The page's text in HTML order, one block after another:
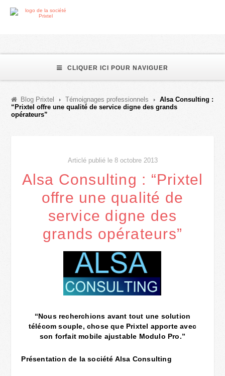
CLIQUER ICI POUR NAVIGUER
Blog Prixtel Témoignages professionnels
Alsa Consulting :
“Prixtel offre une qualité de service digne des grands
opérateurs”
Articlé publié le 8 octobre 2013
Alsa Consulting : “Prixtel
offre une qualité de
service digne des
grands opérateurs”
“Nous recherchions avant tout une solution
télécom souple, chose que Prixtel apporte avec
son forfait mobile ajustable Modulo Pro.”
Présentation de la société Alsa Consulting